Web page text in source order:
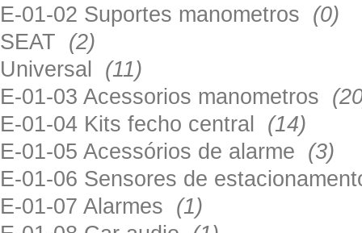
E-01-02 Suportes manometros (0)
SEAT (2)
Universal (11)
E-01-03 Acessorios manometros
E-01-04 Kits fecho central (14)
E-01-05 Acessórios de alarme (3)
E-01-06 Sensores de
E-01-07 Alarmes (1)